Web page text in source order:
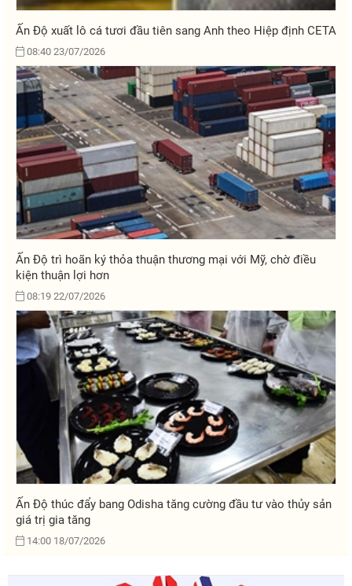
Ấn Độ xuất lô cá tươi đầu tiên sang Anh theo Hiệp định CETA
08:40 23/07/2026
Ấn Độ trì hoãn ký thỏa thuận thương mại với Mỹ, chờ điều
kiện thuận lợi hơn
08:19 22/07/2026
Ấn Độ thúc đẩy bang Odisha tăng cường đầu tư vào thủy sản
giá trị gia tăng
14:00 18/07/2026